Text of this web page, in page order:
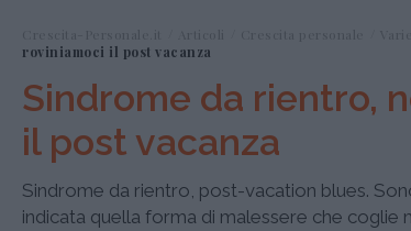
roviniamoci il post vacanza
Sindrome da rientro,
il post vacanza
Sindrome da rientro, post-vacation blues.
indicata quella forma di malessere che coglie